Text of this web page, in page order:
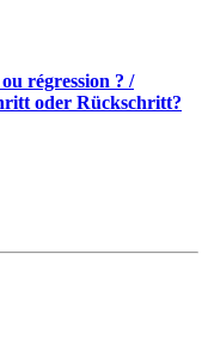
régression ? /
oder Rückschritt?